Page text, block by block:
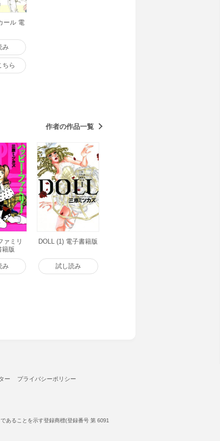
ール 電
み
ちら
作者の作品一覧
ァミリ
籍版
み
DOLL (1) 電子書籍版
試し読み
ー プライバシーポリシー
あることを示す登録商標(登録番号 第 6091